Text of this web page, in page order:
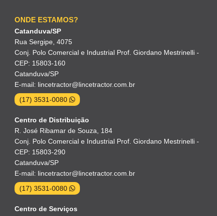
ONDE ESTAMOS?
Catanduva/SP
Rua Sergipe, 4075
Conj. Polo Comercial e Industrial Prof. Giordano Mestrinelli -
CEP: 15803-160
Catanduva/SP
E-mail: lincetractor@lincetractor.com.br
(17) 3531-0080
Centro de Distribuição
R. José Ribamar de Souza, 184
Conj. Polo Comercial e Industrial Prof. Giordano Mestrinelli -
CEP: 15803-290
Catanduva/SP
E-mail: lincetractor@lincetractor.com.br
(17) 3531-0080
Centro de Serviços